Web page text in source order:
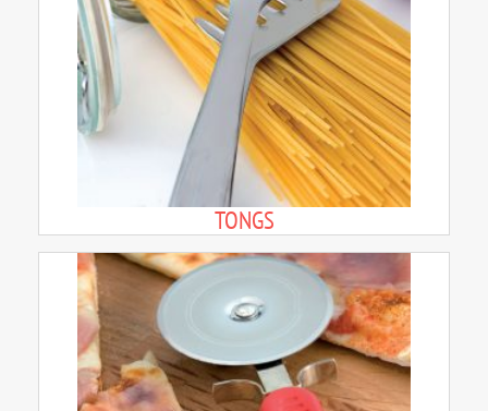
TONGS